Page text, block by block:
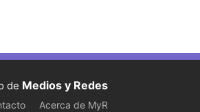
de Medios y Redes
Acerca de MyR